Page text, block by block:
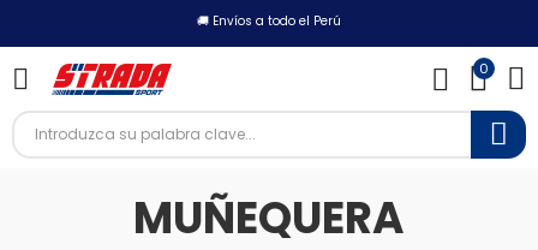
🚚 Envíos a todo el Perú
0
MUÑEQUERA